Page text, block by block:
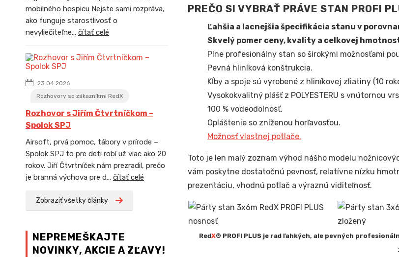
mobilného hospicu Nejste sami rozpráva,
ako funguje starostlivosť o
nevyliečiteľne... čítať celé
23.04.2026
Rozhovory so zákazníkmi RedX
Rozhovor s Jiřím Čtvrtníčkom –
Spolok SPJ
Airsoft, prvá pomoc, tábory v prírode –
Spolok SPJ to pre deti robí už viac ako 20
rokov. Jiří Čtvrtníček nám prezradil, prečo
je branná výchova pre d... čítať celé
Zobraziť všetky články
NEPREMEŠKAJTE
NOVINKY, AKCIE A ZĽAVY!
PREČO SI VYBRAŤ PRÁVE STAN PROFI
Ľahšia a lacnejšia špecifikácia stanu v
Skvelý pomer ceny, kvality a celkovej
Plne profesionálny stan so širokými možnosťami
Pevná hliníková konštrukcia.
Kĺby a spoje sú vyrobené z hliníkovej zliatiny (10
Vysokokvalitný plášť z POLYESTERU s vnútornou
100 % vodeodolnosť.
Opláštenie so zníženou horľavosťou.
Možnosť vlastnej potlače.
Toto je len malý zoznam výhod nášho modelu
vám poskytne dostatočnú pevnosť, relatívne nízku
prezentáciu, vhodnú potlač a výraznú viditeľnosť.
RedX® PROFI PLUS je rad ľahkých, ale pevných